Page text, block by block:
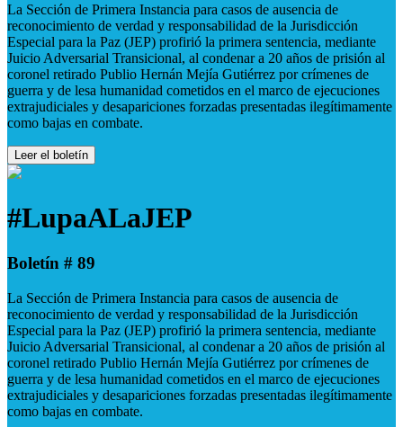
La Sección de Primera Instancia para casos de ausencia de
reconocimiento de verdad y responsabilidad de la Jurisdicción
Especial para la Paz (JEP) profirió la primera sentencia, mediante
Juicio Adversarial Transicional, al condenar a 20 años de prisión al
coronel retirado Publio Hernán Mejía Gutiérrez por crímenes de
guerra y de lesa humanidad cometidos en el marco de ejecuciones
extrajudiciales y desapariciones forzadas presentadas ilegítimamente
como bajas en combate.
Leer el boletín
#LupaALaJEP
Boletín # 89
La Sección de Primera Instancia para casos de ausencia de
reconocimiento de verdad y responsabilidad de la Jurisdicción
Especial para la Paz (JEP) profirió la primera sentencia, mediante
Juicio Adversarial Transicional, al condenar a 20 años de prisión al
coronel retirado Publio Hernán Mejía Gutiérrez por crímenes de
guerra y de lesa humanidad cometidos en el marco de ejecuciones
extrajudiciales y desapariciones forzadas presentadas ilegítimamente
como bajas en combate.